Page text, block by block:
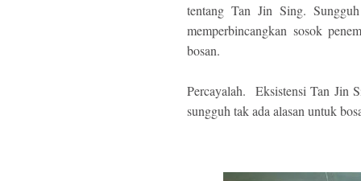
tentang Tan Jin Sing.
memperbincangkan sosok
bosan.
Percayalah. Eksistensi Tan Jin
sungguh tak ada alasan untuk